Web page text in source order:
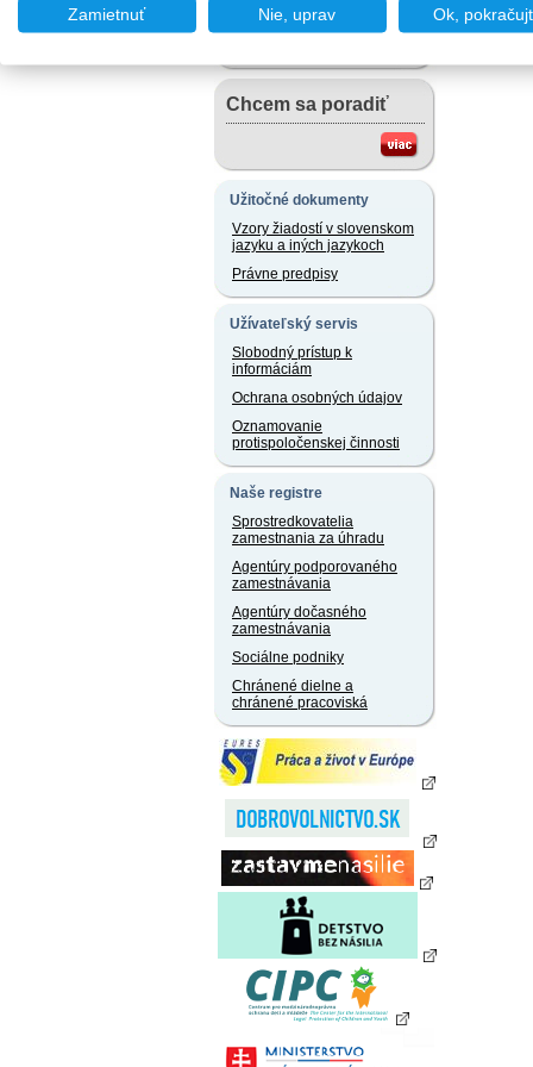
Chcem sa poradiť
Užitočné dokumenty
Vzory žiadostí v slovenskom
jazyku a iných jazykoch
Právne predpisy
Užívateľský servis
Slobodný prístup k
informáciám
Ochrana osobných údajov
Oznamovanie
protispoločenskej činnosti
Naše registre
Sprostredkovatelia
zamestnania za úhradu
Agentúry podporovaného
zamestnávania
Agentúry dočasného
zamestnávania
Sociálne podniky
Chránené dielne a
chránené pracoviská
Zamietnuť Nie, uprav Ok,